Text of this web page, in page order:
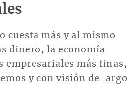
cuesta más y al mismo
dinero, la economía
empresariales más finas,
y con visión de largo